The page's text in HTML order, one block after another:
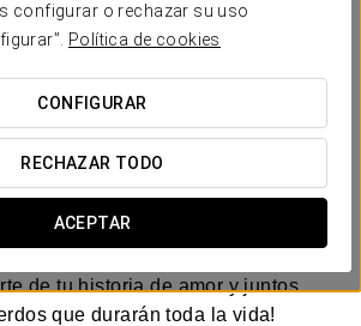
configurar o rechazar su uso
Política de cookies
CONFIGURAR
RECHAZAR TODO
ACEPTAR
wedding planners
para guiaros en cada paso del
solo capturarán vuestra esencia,
en una celebración
que refleje todo lo que sois como
se convertirá en el lienzo
pintéis una boda con vuestro
de tu historia de amor y juntos
que durarán toda la vida!